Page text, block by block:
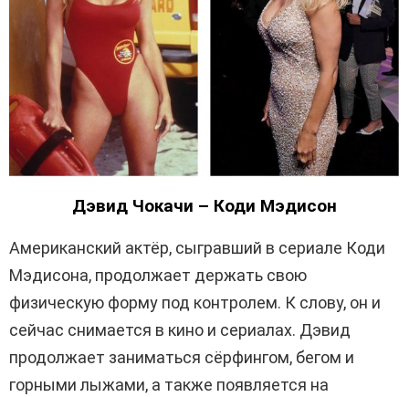
Дэвид Чокачи – Коди Мэдисон
Американский актёр, сыгравший в сериале Коди
Мэдисона, продолжает держать свою
физическую форму под контролем. К слову, он и
сейчас снимается в кино и сериалах. Дэвид
продолжает заниматься сёрфингом, бегом и
горными лыжами, а также появляется на